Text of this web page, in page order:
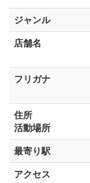
ジャンル
店舗名
フリガナ
住所
活動場所
最寄り駅
アクセス